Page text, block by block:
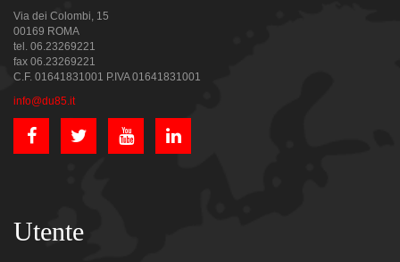
Via dei Colombi, 15
00169 ROMA
tel. 06.23269221
fax 06.23269221
C.F. 01641831001 P.IVA 01641831001
info@du85.it
Utente